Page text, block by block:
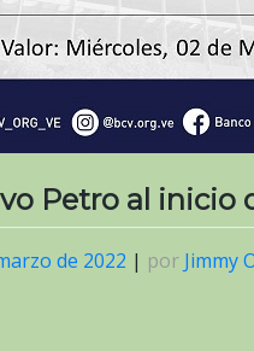
Petro al inicio
de 2022 | por Jimmy